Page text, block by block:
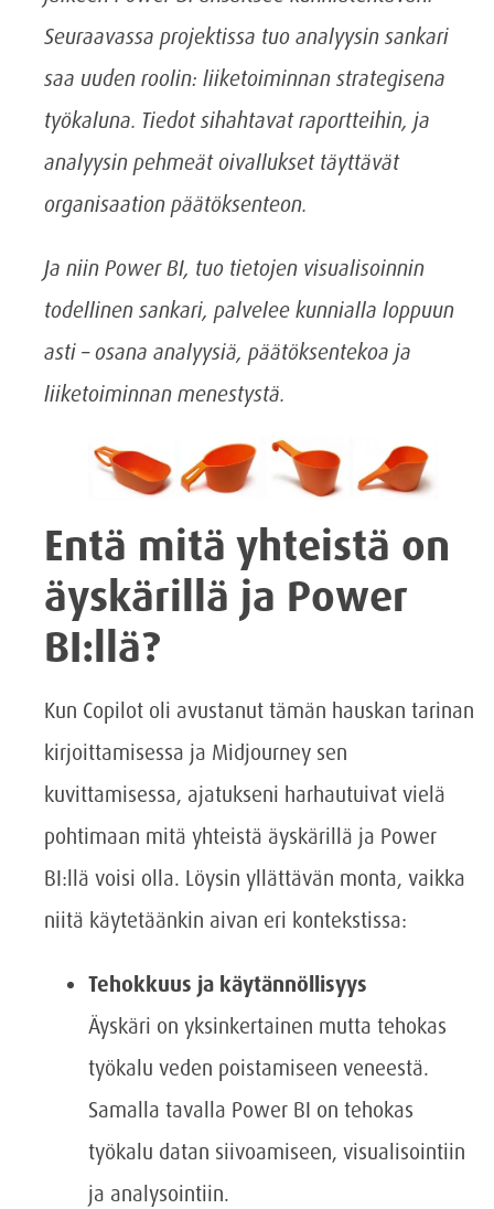
Seuraavassa projektissa tuo analyysin sankari
saa uuden roolin: liiketoiminnan strategisena
työkaluna. Tiedot sihahtavat raportteihin, ja
analyysin pehmeät oivallukset täyttävät
organisaation päätöksenteon.
Ja niin Power BI, tuo tietojen visualisoinnin
todellinen sankari, palvelee kunnialla loppuun
asti – osana analyysiä, päätöksentekoa ja
liiketoiminnan menestystä.
Entä mitä yhteistä on
äyskärillä ja Power
BI:llä?
Kun Copilot oli avustanut tämän hauskan tarinan
kirjoittamisessa ja Midjourney sen
kuvittamisessa, ajatukseni harhautuivat vielä
pohtimaan mitä yhteistä äyskärillä ja Power
BI:llä voisi olla. Löysin yllättävän monta, vaikka
niitä käytetäänkin aivan eri kontekstissa:
Tehokkuus ja käytännöllisyys
Äyskäri on yksinkertainen mutta tehokas
työkalu veden poistamiseen veneestä.
Samalla tavalla Power BI on tehokas
työkalu datan siivoamiseen, visualisointiin
ja analysointiin.